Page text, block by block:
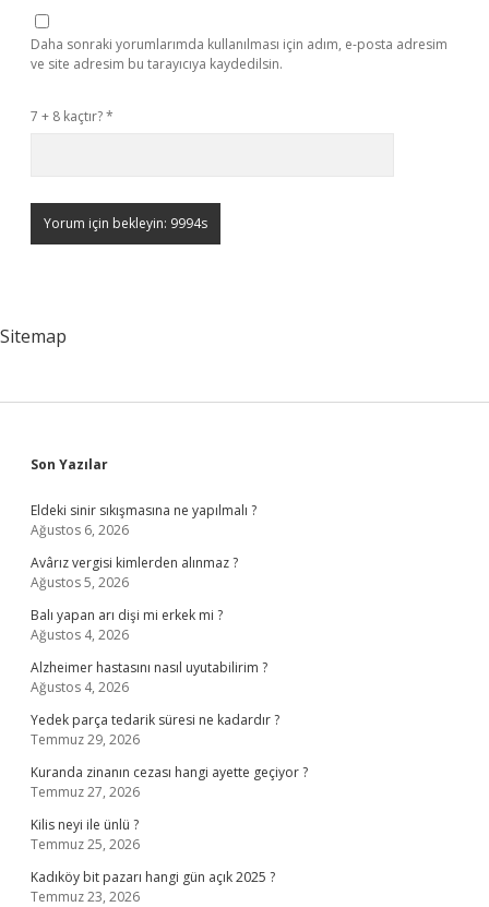
Daha sonraki yorumlarımda kullanılması için adım, e-posta adresim
ve site adresim bu tarayıcıya kaydedilsin.
7 + 8 kaçtır?*
Sitemap
Sidebar
Son Yazılar
Eldeki sinir sıkışmasına ne yapılmalı ?
Ağustos 6, 2026
Avârız vergisi kimlerden alınmaz ?
Ağustos 5, 2026
Balı yapan arı dişi mi erkek mi ?
Ağustos 4, 2026
Alzheimer hastasını nasıl uyutabilirim ?
Ağustos 4, 2026
Yedek parça tedarik süresi ne kadardır ?
Temmuz 29, 2026
Kuranda zinanın cezası hangi ayette geçiyor ?
Temmuz 27, 2026
Kilis neyi ile ünlü ?
Temmuz 25, 2026
Kadıköy bit pazarı hangi gün açık 2025 ?
Temmuz 23, 2026